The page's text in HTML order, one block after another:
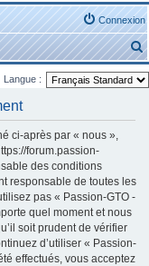
Connexion
e
c
Langue :
ci-après par « nous »,
forum.passion-
des conditions
responsable de toutes les
pas « Passion-GTO -
quel moment et nous
soit prudent de vérifier
d’utiliser « Passion-
effectués, vous acceptez